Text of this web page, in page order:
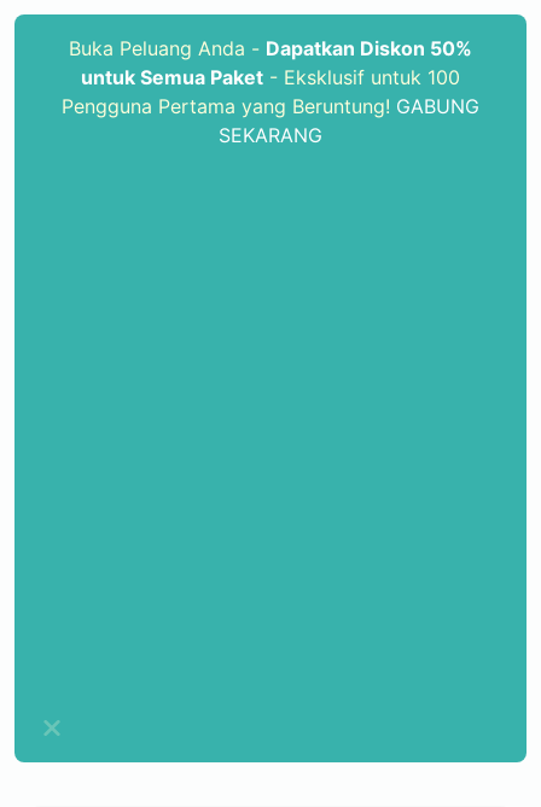
Buka Peluang Anda - Dapatkan Diskon 50%
untuk Semua Paket - Eksklusif untuk 100
Pengguna Pertama yang Beruntung! GABUNG
SEKARANG